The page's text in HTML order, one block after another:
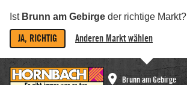
Ist Brunn am Gebirge der richtige Markt?
JA, RICHTIG Anderen Markt wählen
Brunn am Gebirge